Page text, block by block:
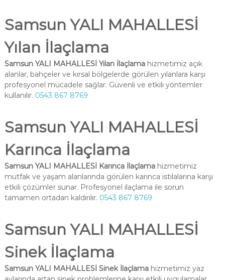
Samsun YALI MAHALLESİ
Yılan İlaçlama
Samsun YALI MAHALLESİ Yılan İlaçlamahizmetimiz açık
alanlar, bahçeler ve kırsal bölgelerde görülen yılanlara karşı
profesyonel mücadele sağlar. Güvenli ve etkili yöntemler
kullanılır. 0543 867 8769
Samsun YALI MAHALLESİ
Karınca İlaçlama
Samsun YALI MAHALLESİ Karınca İlaçlamahizmetimiz
mutfak ve yaşam alanlarında görülen karınca istilalarına karşı
etkili çözümler sunar. Profesyonel ilaçlama ile sorun
tamamen ortadan kaldırılır. 0543 867 8769
Samsun YALI MAHALLESİ
Sinek İlaçlama
Samsun YALI MAHALLESİ Sinek İlaçlamahizmetimiz yaz